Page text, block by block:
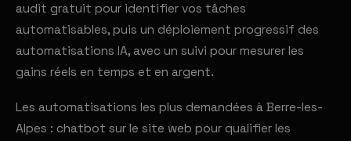
audit gratuit pour identifier vos tâches
automatisables, puis un déploiement progressif des
automatisations IA, avec un suivi pour mesurer les
gains réels en temps et en argent.
Les automatisations les plus demandées à Berre-les-
Alpes : chatbot sur le site web pour qualifier les